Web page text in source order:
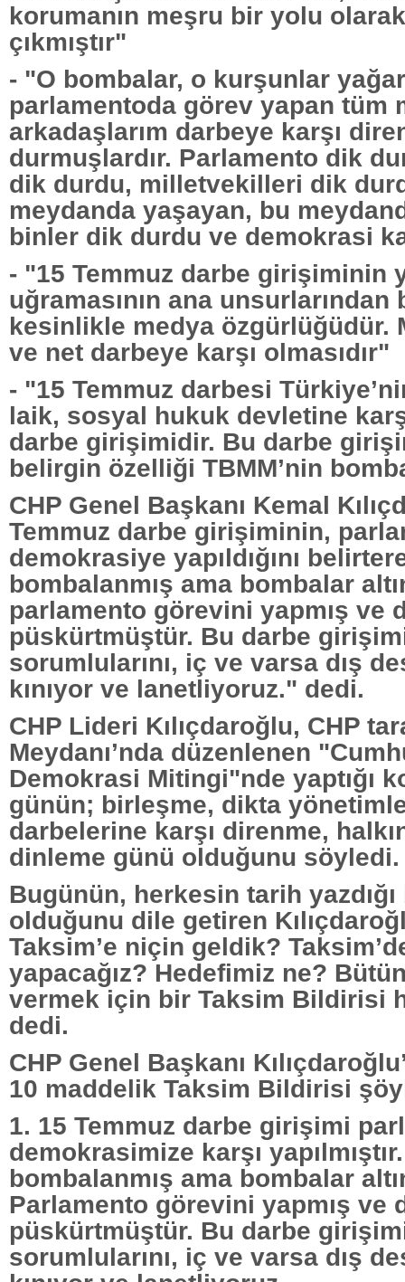
korumanın meşru bir yolu
çıkmıştır"
- "O bombalar, o kurşunlar
parlamentoda görev yapan tüm
arkadaşlarım darbeye karşı
durmuşlardır. Parlamento dik
dik durdu, milletvekilleri dik
meydanda yaşayan, bu
binler dik durdu ve demokrasi
- "15 Temmuz darbe girişiminin
uğramasının ana unsurlarından
kesinlikle medya özgürlüğüdür.
ve net darbeye karşı olmasıdır"
- "15 Temmuz darbesi
laik, sosyal hukuk devletine
darbe girişimidir. Bu darbe
belirgin özelliği TBMM’nin
CHP Genel Başkanı Kemal
Temmuz darbe girişiminin,
demokrasiye yapıldığını
bombalanmış ama bombalar
parlamento görevini yapmış ve
püskürtmüştür. Bu darbe
sorumlularını, iç ve varsa dış
kınıyor ve lanetliyoruz." dedi.
CHP Lideri Kılıçdaroğlu, CHP
Meydanı’nda düzenlenen
Demokrasi Mitingi"nde yaptığı
günün; birleşme, dikta
darbelerine karşı direnme,
dinleme günü olduğunu söyledi.
Bugünün, herkesin tarih
olduğunu dile getiren
Taksim’e niçin geldik?
yapacağız? Hedefimiz ne?
vermek için bir Taksim Bildirisi
dedi.
CHP Genel Başkanı
10 maddelik Taksim Bildirisi
1. 15 Temmuz darbe girişimi
demokrasimize karşı
bombalanmış ama bombalar
Parlamento görevini yapmış ve
püskürtmüştür. Bu darbe
sorumlularını, iç ve varsa dış